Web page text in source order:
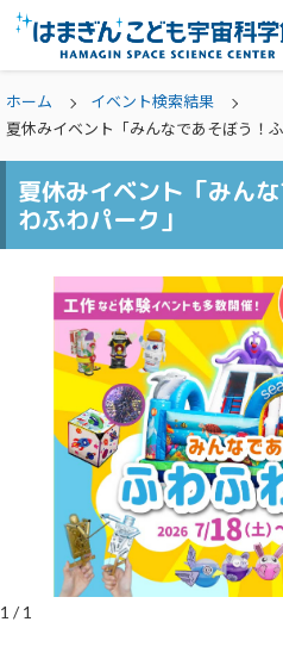
ホーム
イベント検索結果
夏休みイベント「みんなであそぼう！ふ
夏休みイベント「みん
わふわパーク」
1 /1